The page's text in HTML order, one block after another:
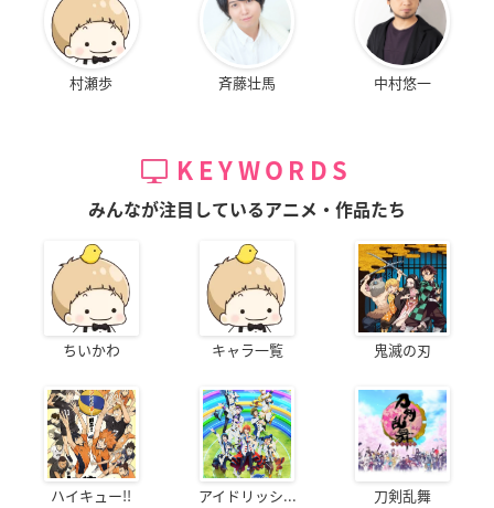
村瀬歩 斉藤壮馬 中村悠一
KEYWORDS
みんなが注目しているアニメ・作品たち
ちいかわ キャラ一覧 鬼滅の刃
ハイキュー!! アイドリッシ... 刀剣乱舞